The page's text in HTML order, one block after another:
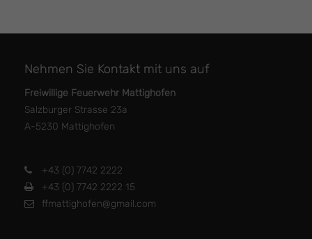
Nehmen Sie Kontakt mit uns auf
Freiwillige Feuerwehr Mattighofen
Salzburger Strasse 23a
A-5230 Mattighofen
+43 (0) 7742 2222
+43 (0) 7742 2222 15
ffmattighofen@gmail.com